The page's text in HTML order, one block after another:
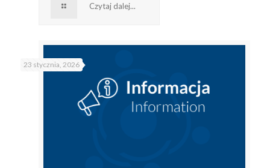
Czytaj dalej...
23 stycznia, 2026